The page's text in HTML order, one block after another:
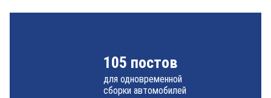
105 постов
для одновременной
сборки автомобилей